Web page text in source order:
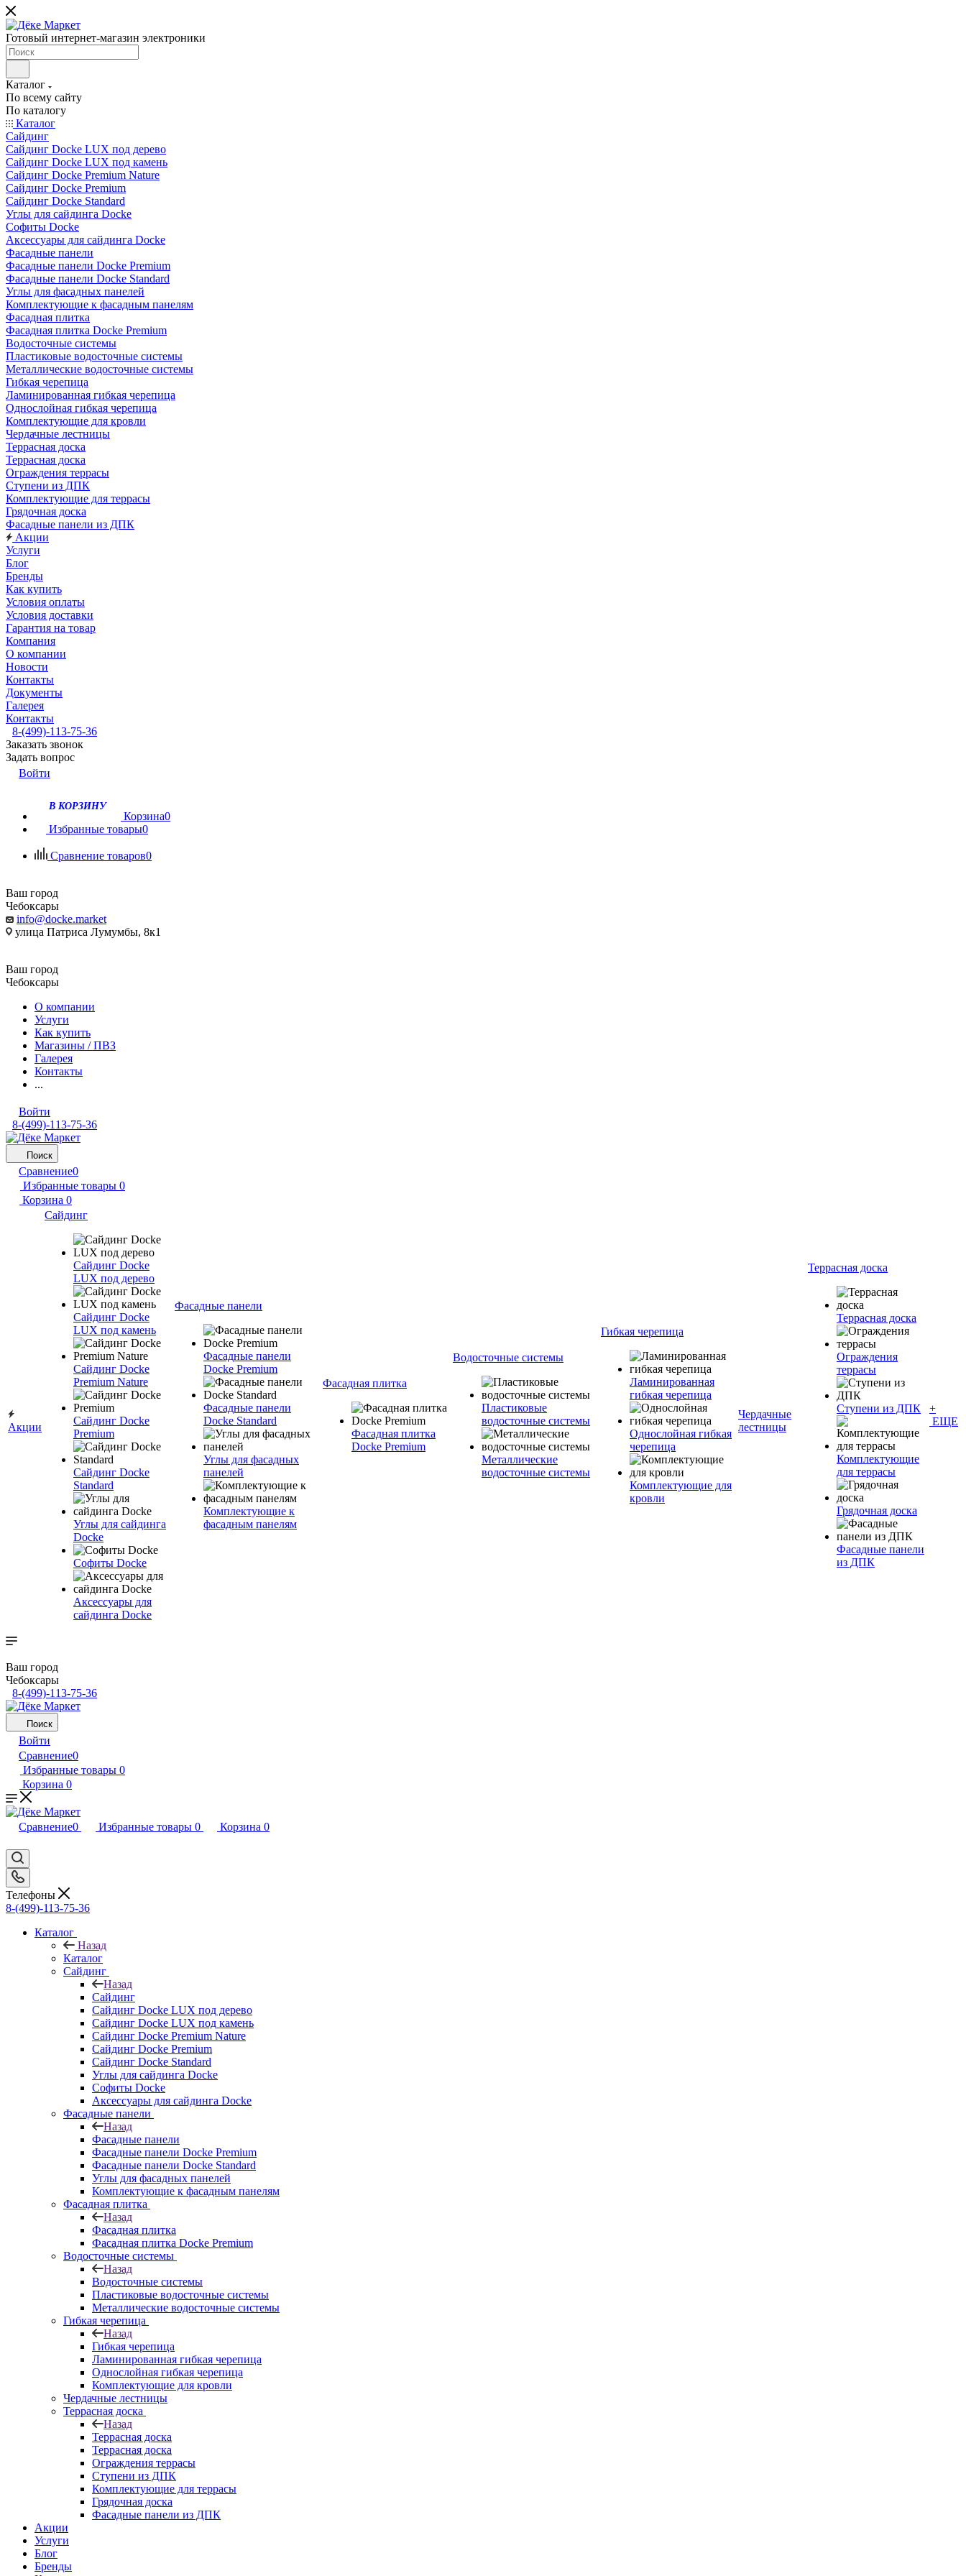
Готовый интернет-магазин электроники
Каталог
По всему сайту
По каталогу
Каталог
Сайдинг
Сайдинг Docke LUX под дерево
Сайдинг Docke LUX под камень
Сайдинг Docke Premium Nature
Сайдинг Docke Premium
Сайдинг Docke Standard
Углы для сайдинга Docke
Софиты Docke
Аксессуары для сайдинга Docke
Фасадные панели
Фасадные панели Docke Premium
Фасадные панели Docke Standard
Углы для фасадных панелей
Комплектующие к фасадным панелям
Фасадная плитка
Фасадная плитка Docke Premium
Водосточные системы
Пластиковые водосточные системы
Металлические водосточные системы
Гибкая черепица
Ламинированная гибкая черепица
Однослойная гибкая черепица
Комплектующие для кровли
Чердачные лестницы
Террасная доска
Террасная доска
Ограждения террасы
Ступени из ДПК
Комплектующие для террасы
Грядочная доска
Фасадные панели из ДПК
Акции
Услуги
Блог
Бренды
Как купить
Условия оплаты
Условия доставки
Гарантия на товар
Компания
О компании
Новости
Контакты
Документы
Галерея
Контакты
8-(499)-113-75-36
Заказать звонок
Задать вопрос
Войти
В КОРЗИНУ
Корзина0
Избранные товары0
Сравнение товаров0
Ваш город
Чебоксары
info@docke.market
улица Патриса Лумумбы, 8к1
Ваш город
Чебоксары
О компании
Услуги
Как купить
Магазины / ПВЗ
Галерея
Контакты
...
Войти
8-(499)-113-75-36
Поиск
Сравнение0
Избранные товары 0
Корзина 0
Акции
Сайдинг
Сайдинг Docke
LUX под дерево
Сайдинг Docke
LUX под камень
Сайдинг Docke
Premium Nature
Сайдинг Docke
Premium
Сайдинг Docke
Standard
Углы для сайдинга
Docke
Софиты Docke
Аксессуары для
сайдинга Docke
Фасадные панели
Фасадные панели
Docke Premium
Фасадные панели
Docke Standard
Углы для фасадных
панелей
Комплектующие к
фасадным панелям
Фасадная плитка
Фасадная плитка
Docke Premium
Водосточные системы
Пластиковые
водосточные системы
Металлические
водосточные системы
Гибкая черепица
Ламинированная
гибкая черепица
Однослойная гибкая
черепица
Комплектующие для
кровли
Чердачные
лестницы
Террасная доска
Террасная доска
Ограждения
террасы
Ступени из ДПК
Комплектующие
для террасы
Грядочная доска
Фасадные панели
из ДПК
+
ЕЩЕ
Ваш город
Чебоксары
8-(499)-113-75-36
Поиск
Войти
Сравнение0
Избранные товары 0
Корзина 0
Сравнение0 Избранные товары 0 Корзина 0
Телефоны
8-(499)-113-75-36
Каталог
Назад
Каталог
Сайдинг
Назад
Сайдинг
Сайдинг Docke LUX под дерево
Сайдинг Docke LUX под камень
Сайдинг Docke Premium Nature
Сайдинг Docke Premium
Сайдинг Docke Standard
Углы для сайдинга Docke
Софиты Docke
Аксессуары для сайдинга Docke
Фасадные панели
Назад
Фасадные панели
Фасадные панели Docke Premium
Фасадные панели Docke Standard
Углы для фасадных панелей
Комплектующие к фасадным панелям
Фасадная плитка
Назад
Фасадная плитка
Фасадная плитка Docke Premium
Водосточные системы
Назад
Водосточные системы
Пластиковые водосточные системы
Металлические водосточные системы
Гибкая черепица
Назад
Гибкая черепица
Ламинированная гибкая черепица
Однослойная гибкая черепица
Комплектующие для кровли
Чердачные лестницы
Террасная доска
Назад
Террасная доска
Террасная доска
Ограждения террасы
Ступени из ДПК
Комплектующие для террасы
Грядочная доска
Фасадные панели из ДПК
Акции
Услуги
Блог
Бренды